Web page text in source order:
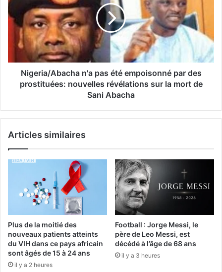
Nigeria/Abacha n'a pas été empoisonné par des
prostituées: nouvelles révélations sur la mort de
Sani Abacha
Articles similaires
Plus de la moitié des
nouveaux patients atteints
du VIH dans ce pays africain
sont âgés de 15 à 24 ans
il y a 2 heures
Football : Jorge Messi, le
père de Leo Messi, est
décédé à l’âge de 68 ans
il y a 3 heures